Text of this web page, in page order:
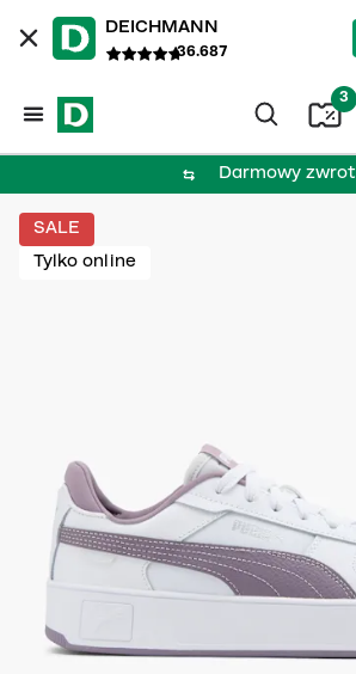
DEICHMANN
36.687
3
Darmowy zwrot
SALE
Tylko online